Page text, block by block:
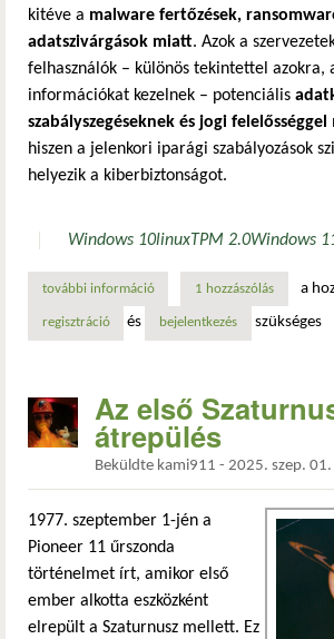
kitéve a malware fertőzések,
adatszivárgások miatt. Azok a
felhasználók – különös tekintettel azokra,
információkat kezelnek – potenciális
szabályszegéseknek és jogi felelősséggel
hiszen a jelenkori iparági szabályozások
helyezik a kiberbiztonságot.
Windows 10linuxTPM 2.0Windows
további információa windows 10 támogatásának
1 hozzászólás a
regisztráció és bejelentkezés szükséges
Az első
átrepülés
Beküldte kami911 - 2025. szep.
1977. szeptember 1-jén a
Pioneer 11 űrszonda
történelmet írt, amikor első
ember alkotta eszközként
elrepült a Szaturnusz mellett. Ez